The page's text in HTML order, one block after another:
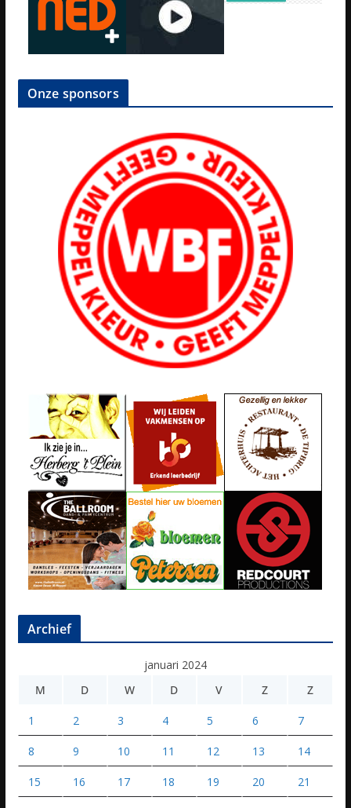
Onze sponsors
Archief
januari 2024
M
D W D V Z Z
1 2 3 4 5 6 7
8 9 10 11 12 13 14
15 16 17 18 19 20 21